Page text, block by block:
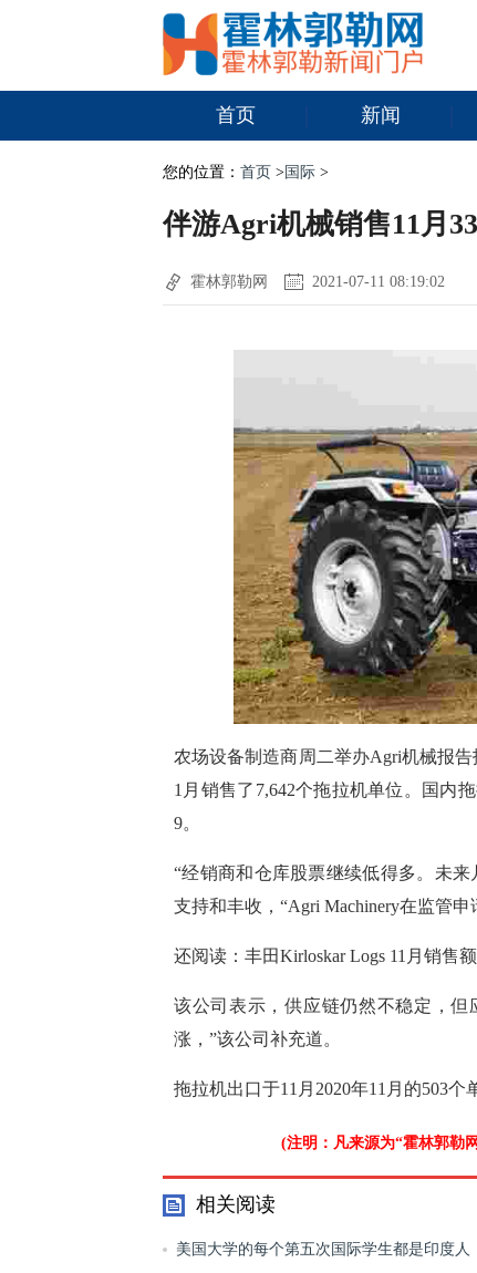
首页 新闻
您的位置： 首页 > 国际 >
伴游Agri机械销售11月
霍林郭勒网 2021-07-11 08:19:02
农场设备制造商周二举办Agri机械报告
1月销售了7,642个拖拉机单位。国内
9。
“经销商和仓库股票继续低得多。未
支持和丰收，“Agri Machinery在监管申
还阅读：丰田Kirloskar Logs 11月销售
该公司表示，供应链仍然不稳定，
涨，”该公司补充道。
拖拉机出口于11月2020年11月的503个
(注明：凡来源为“霍林郭勒
相关阅读
美国大学的每个第五次国际学生都是印度人